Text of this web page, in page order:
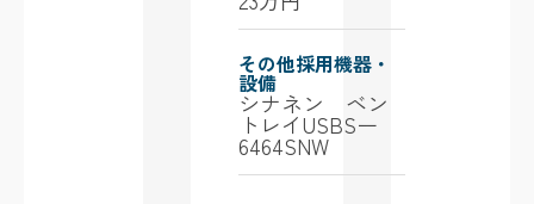
その他採用機器・
設備
シナネン ベン
トレイUSBSー
6464SNW